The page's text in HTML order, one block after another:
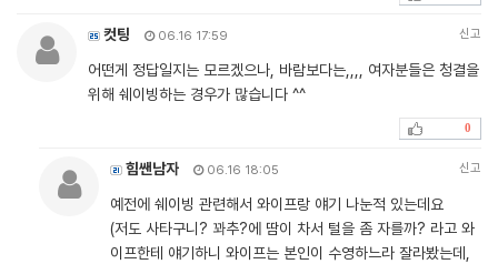
컷팅 06.16 17:59 신고
어떤게 정답일지는 모르겠으나, 바람보다는,,,, 여자분들은 청결을
위해 쉐이빙하는 경우가 많습니다 ^^
0
힘쌘남자 06.16 18:05 신고
예전에 쉐이빙 관련해서 와이프랑 얘기 나눈적 있는데요
(저도 사타구니? 꽈추?에 땀이 차서 털을 좀 자를까? 라고 와
이프한테 얘기하니 와이프는 본인이 수영하느라 잘라봤는데,